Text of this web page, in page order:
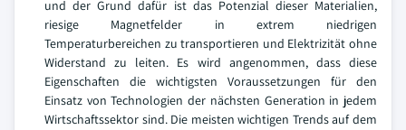
und der Grund dafür ist das Potenzial dieser Materialien,
riesige Magnetfelder in extrem niedrigen
Temperaturbereichen zu transportieren und Elektrizität ohne
Widerstand zu leiten. Es wird angenommen, dass diese
Eigenschaften die wichtigsten Voraussetzungen für den
Einsatz von Technologien der nächsten Generation in jedem
Wirtschaftssektor sind. Die meisten wichtigen Trends auf dem